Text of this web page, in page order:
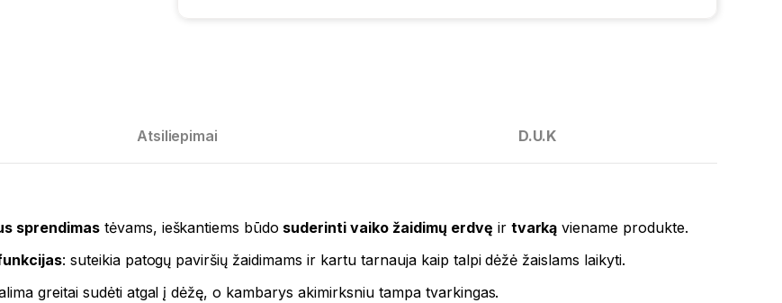
Atsiliepimai D.U.K
sprendimastėvams, ieškantiems būdo suderinti vaiko žaidimų erdvę ir tvarką viename produkte.
: suteikia patogų paviršių žaidimams ir kartu tarnauja kaip talpi dėžė žaislams laikyti.
greitai sudėti atgal į dėžę, o kambarys akimirksniu tampa tvarkingas.